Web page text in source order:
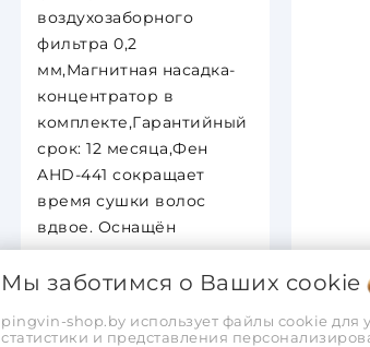
воздухозаборного
фильтра 0,2
мм,Магнитная насадка-
концентратор в
комплекте,Гарантийный
срок: 12 месяца,Фен
AHD-441 сокращает
время сушки волос
вдвое. Оснащён
современным
бесщёточным BLDC
1400 Вт и скоростью
Мы заботимся о Ваших cookie
pingvin-shop.by использует файлы cookie для
статистики и представления